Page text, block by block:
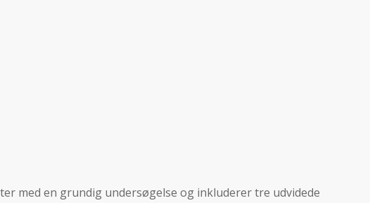
med en grundig undersøgelse og inkluderer tre udvidede